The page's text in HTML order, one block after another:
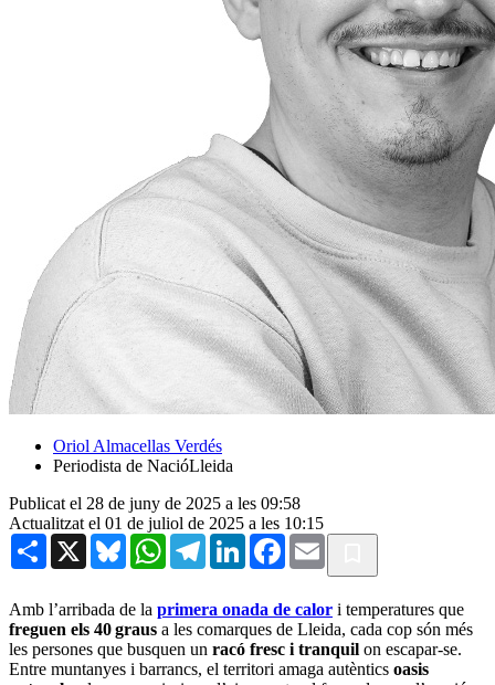
Oriol Almacellas Verdés
Periodista de NacióLleida
Publicat el 28 de juny de 2025 a les 09:58
Actualitzat el 01 de juliol de 2025 a les 10:15
Share X BlueskyWhatsAppTelegramLinkedInFacebook
Email
Amb l’arribada de la primera onada de calor i temperatures que
freguen els 40 graus a les comarques de Lleida, cada cop són més
les persones que busquen un racó fresc i tranquil on escapar-se.
Entre muntanyes i barrancs, el territori amaga autèntics oasis